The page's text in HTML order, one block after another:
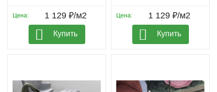
Цена: 1 129 ₽/м2
Купить
Цена: 1 129 ₽/м2
Купить